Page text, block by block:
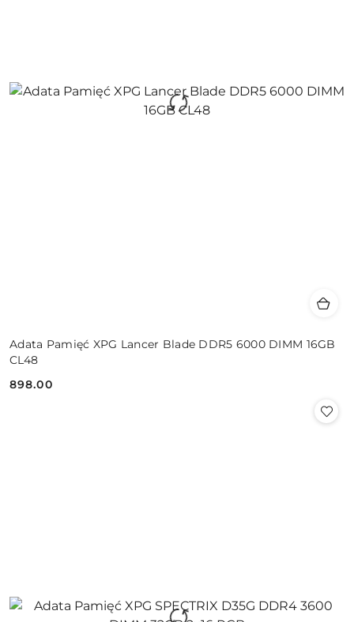
Adata Pamięć XPG Lancer Blade DDR5 6000 DIMM 16GB
CL48
Cena:
898.00